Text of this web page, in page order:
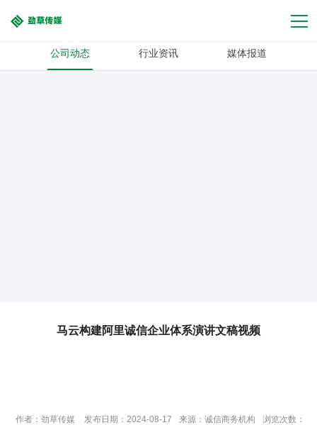
公司动态 行业资讯 媒体报道
马云构建阿里诚信企业体系演讲文稿视频
作者：劲草传媒 发布日期：2024-08-17 来源：诚信商务机构
浏览次数：